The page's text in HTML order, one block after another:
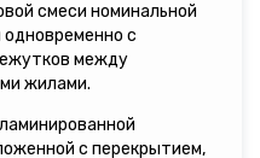
смеси номинальной
с
между
жилами.
с перекрытием,